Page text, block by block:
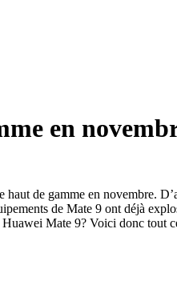
en
de gamme en novembre.
de Mate 9 ont déjà
Mate 9? Voici donc tout